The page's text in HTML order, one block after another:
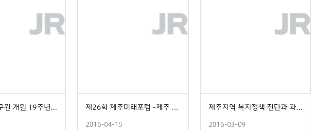
제주발전연구원 개원 19주년 기념 국제세미나 제26회 제주미래포럼 -제주 부동산시장 진단과 과제-
2016-04-15
제주지역 복지정책 진단과 과제 -제주발전연구원, 한국보건사회연구원 공동세미나-
2016-03-09